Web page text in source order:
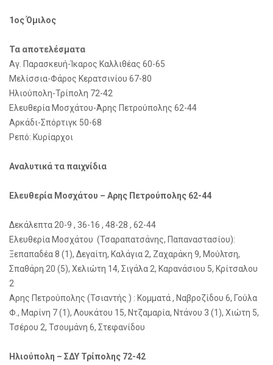
1ος Όμιλος
Τα αποτελέσματα
Αγ. Παρασκευή-Ίκαρος Καλλιθέας 60-65
Μελίσσια-Φάρος Κερατσινίου 67-80
Ηλιούπολη-Τρίπολη 72-42
Ελευθερία Μοσχάτου-Άρης Πετρούπολης 62-44
Αρκάδι-Σπόρτιγκ 50-68
Ρεπό: Κυρίαρχοι
Αναλυτικά τα παιχνίδια
Ελευθερία Μοσχάτου – Αρης Πετρούπολης 62-44
Δεκάλεπτα 20-9 , 36-16 , 48-28 , 62-44
Ελευθερία Μοσχάτου (Τσαραπατσάνης, Παπαναστασίου):
Ξεπαπαδέα 8 (1), Δεγαίτη, Καλάγια 2, Ζαχαράκη 9, Μούλτση,
Σπαθάρη 20 (5), Χελιώτη 14, Σιγάλα 2, Καρανάσιου 5, Κρίτσαλου
2
Αρης Πετρούπολης (Τσιαντής ) : Κομματά , Ναβροζίδου 6, Γούλα
Φ., Μαρίνη 7 (1), Λουκάτου 15, Ντζαμαρία, Ντάνου 3 (1), Χιώτη 5,
Τσέρου 2, Τσουμάνη 6, Στεφανίδου
Hλιούπολη – ΣΔΥ Τρίπολης 72-42